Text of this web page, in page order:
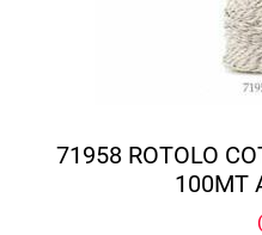
71958 ROTOLO
100MT
(